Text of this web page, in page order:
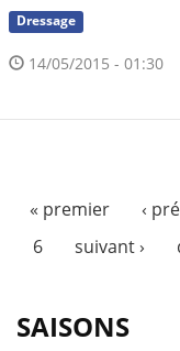
Dressage
14/05/2015 - 01:30
« premier ‹
6
suivant ›
SAISONS